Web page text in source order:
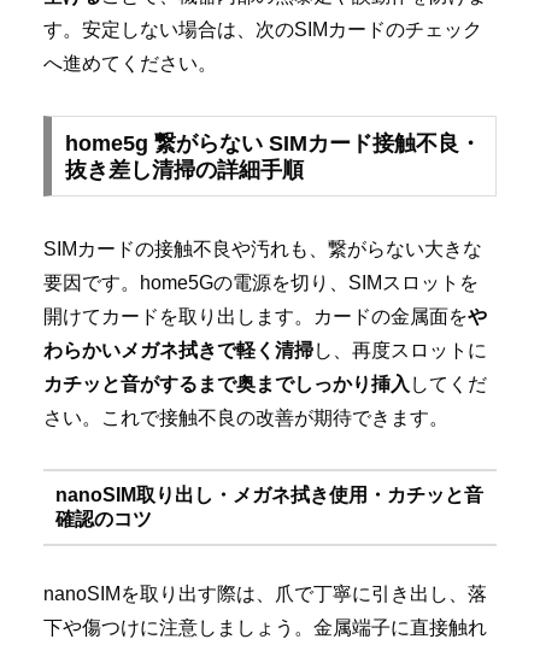
す。安定しない場合は、次のSIMカードのチェック
へ進めてください。
home5g 繋がらない SIMカード接触不良・
抜き差し清掃の詳細手順
SIMカードの接触不良や汚れも、繋がらない大きな
要因です。home5Gの電源を切り、SIMスロットを
開けてカードを取り出します。カードの金属面をや
わらかいメガネ拭きで軽く清掃し、再度スロットに
カチッと音がするまで奥までしっかり挿入 してくだ
さい。これで接触不良の改善が期待できます。
nanoSIM取り出し・メガネ拭き使用・カチッと音
確認のコツ
nanoSIMを取り出す際は、爪で丁寧に引き出し、落
下や傷つけに注意しましょう。金属端子に直接触れ